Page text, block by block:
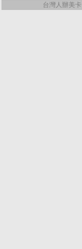
台灣人辦美卡